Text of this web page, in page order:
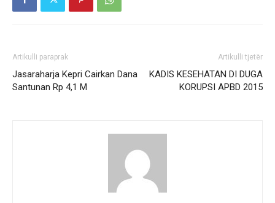
Artikulli paraprak
Jasaraharja Kepri Cairkan Dana
Santunan Rp 4,1 M
Artikulli tjetër
KADIS KESEHATAN DI DUGA
KORUPSI APBD 2015